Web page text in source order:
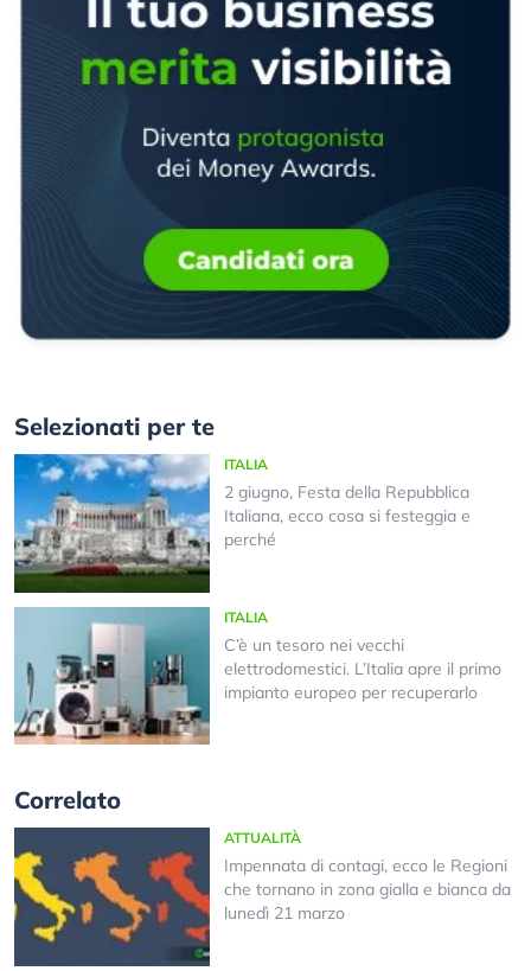
Selezionati per te
ITALIA
2 giugno, Festa della Repubblica
Italiana, ecco cosa si festeggia e
perché
ITALIA
C’è un tesoro nei vecchi
elettrodomestici. L’Italia apre il primo
impianto europeo per recuperarlo
Correlato
ATTUALITÀ
Impennata di contagi, ecco le Regioni
che tornano in zona gialla e bianca da
lunedì 21 marzo